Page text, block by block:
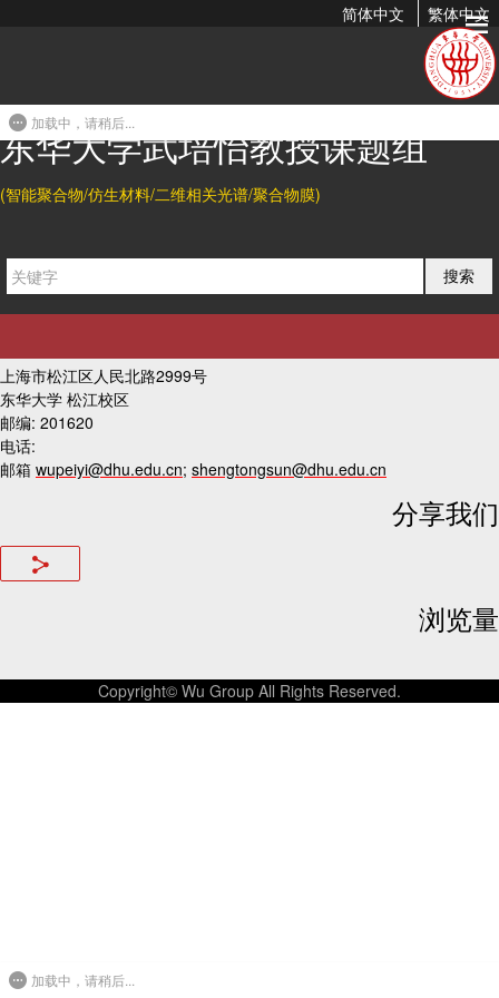
简体中文 繁体中文
东华大学武培怡教授课题组
(智能聚合物/仿生材料/二维相关光谱/聚合物膜)
搜索
2018-10-12 19:58
上一篇
友情链接
上海市松江区人民北路2999号
东华大学 松江校区
邮编: 201620
电话:
邮箱 wupeiyi@dhu.edu.cn; shengtongsun@dhu.edu.cn
分享我们
浏览量
Copyright© Wu Group All Rights Reserved.
加载中，请稍后...
加载中，请稍后...